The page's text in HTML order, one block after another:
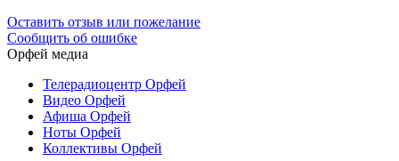
Оставить отзыв или пожелание
Сообщить об ошибке
Орфей медиа
Телерадиоцентр Орфей
Видео Орфей
Афиша Орфей
Ноты Орфей
Коллективы Орфей